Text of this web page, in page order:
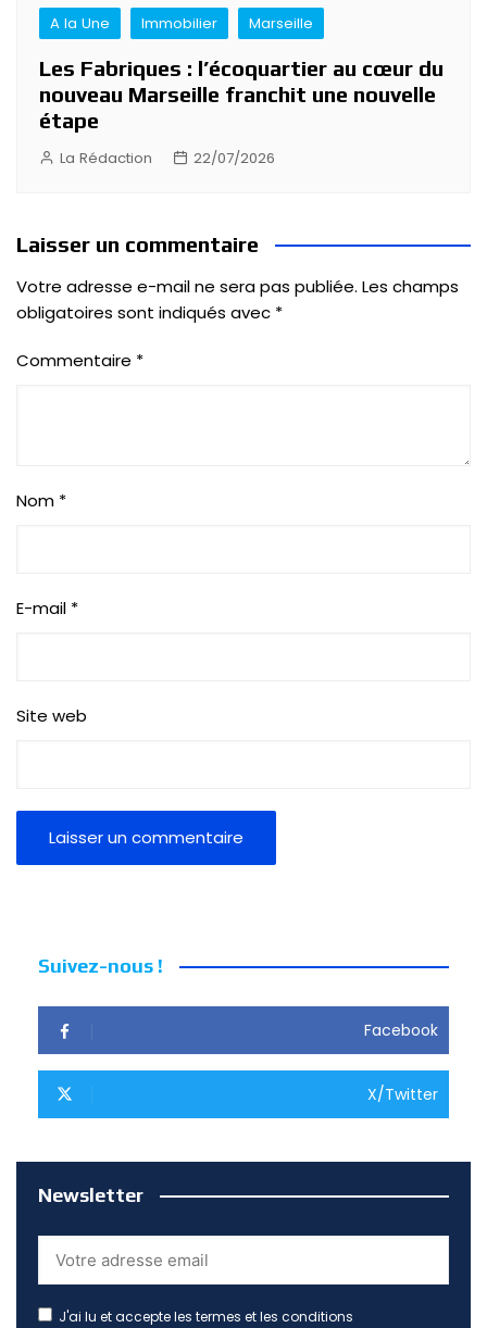
A la Une Immobilier Marseille
Les Fabriques : l’écoquartier au cœur du
nouveau Marseille franchit une nouvelle
étape
La Rédaction 22/07/2026
Laisser un commentaire
Votre adresse e-mail ne sera pas publiée. Les champs
obligatoires sont indiqués avec *
Commentaire *
Nom *
E-mail *
Site web
Suivez-nous !
Facebook
X/Twitter
Newsletter
J'ai lu et accepte les termes et les conditions